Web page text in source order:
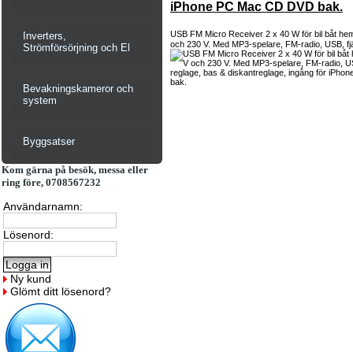
Inverters,
Strömförsörjning och El
Bevakningskameror och
system
Byggsatser
Kom gärna på besök, messa eller
ring före, 0708567232
Användarnamn:
Lösenord:
Ny kund
Glömt ditt lösenord?
iPhone PC Mac CD DVD bak.
USB FM Micro Receiver 2 x 40 W för bil båt
och 230 V. Med MP3-spelare, FM-radio, USB,